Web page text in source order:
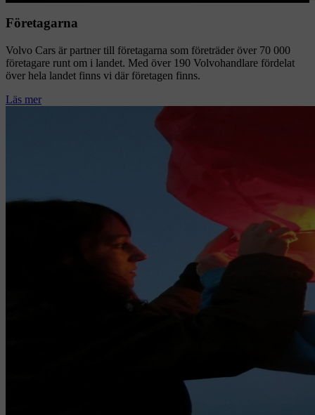
Företagarna
Volvo Cars är partner till företagarna som företräder över 70 000
företagare runt om i landet. Med över 190 Volvohandlare fördelat
över hela landet finns vi där företagen finns.
Läs mer